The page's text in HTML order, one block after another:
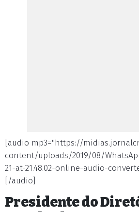
[audio mp3="https://
content/uploads/2019/08/
21-at-21.48.02-online-audio-
[/audio]
Presidente do